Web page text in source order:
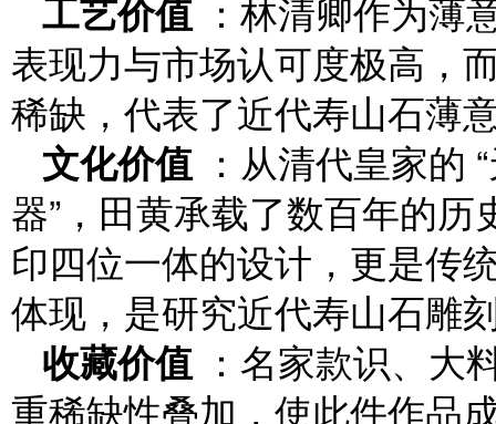
工艺价值 ：林清卿作为薄
表现力与市场认可度极高，
稀缺，代表了近代寿山石薄
文化价值 ：从清代皇家的
器”，田黄承载了数百年的
印四位一体的设计，更是传
体现，是研究近代寿山石雕
收藏价值 ：名家款识、大
重稀缺性叠加，使此件作品